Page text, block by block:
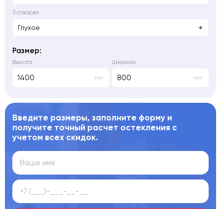
3 створка
Глухое
Размер:
Высота Ширина
Введите размеры, заполните форму и
получите точный расчет остекления с
учетом всех скидок.